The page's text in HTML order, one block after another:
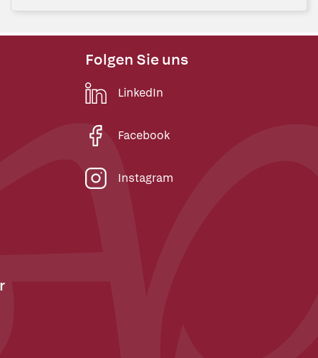
Folgen Sie uns
LinkedIn
Facebook
Instagram